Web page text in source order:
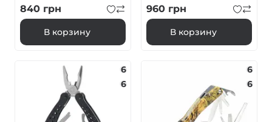
840 грн
В корзину
960 грн
В корзину
6
6
6
6